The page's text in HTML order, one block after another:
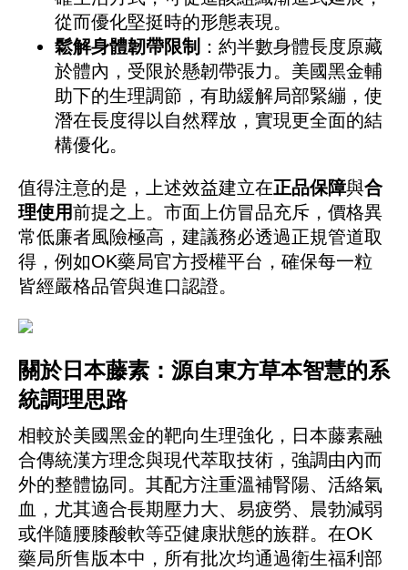
從而優化堅挺時的形態表現。
鬆解身體韌帶限制 ：約半數身體長度原藏
於體內，受限於懸韌帶張力。美國黑金輔
助下的生理調節，有助緩解局部緊繃，使
潛在長度得以自然釋放，實現更全面的結
構優化。
值得注意的是，上述效益建立在正品保障與合
理使用前提之上。市面上仿冒品充斥，價格異
常低廉者風險極高，建議務必透過正規管道取
得，例如OK藥局官方授權平台，確保每一粒
皆經嚴格品管與進口認證。
關於日本藤素：源自東方草本智慧的系
統調理思路
相較於美國黑金的靶向生理強化，日本藤素融
合傳統漢方理念與現代萃取技術，強調由內而
外的整體協同。其配方注重溫補腎陽、活絡氣
血，尤其適合長期壓力大、易疲勞、晨勃減弱
或伴隨腰膝酸軟等亞健康狀態的族群。在OK
藥局所售版本中，所有批次均通過衛生福利部